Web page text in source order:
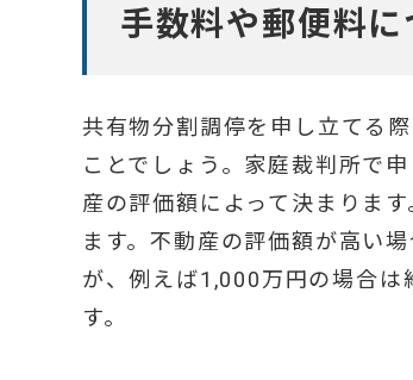
手数料や郵便料に
共有物分割調停を申し立てる
ことでしょう。家庭裁判所で
産の評価額によって決まりま
ます。不動産の評価額が高い
が、例えば1,000万円の場合は
す。